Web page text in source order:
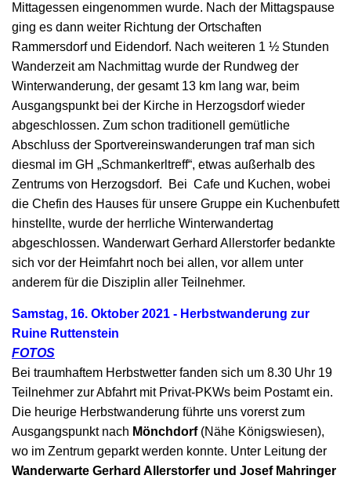
Mittagessen eingenommen wurde. Nach der Mittagspause
ging es dann weiter Richtung der Ortschaften
Rammersdorf und Eidendorf. Nach weiteren 1 ½ Stunden
Wanderzeit am Nachmittag wurde der Rundweg der
Winterwanderung, der gesamt 13 km lang war, beim
Ausgangspunkt bei der Kirche in Herzogsdorf wieder
abgeschlossen. Zum schon traditionell gemütliche
Abschluss der Sportvereinswanderungen traf man sich
diesmal im GH „Schmankerltreff“, etwas außerhalb des
Zentrums von Herzogsdorf. Bei Cafe und Kuchen, wobei
die Chefin des Hauses für unsere Gruppe ein Kuchenbufett
hinstellte, wurde der herrliche Winterwandertag
abgeschlossen. Wanderwart Gerhard Allerstorfer bedankte
sich vor der Heimfahrt noch bei allen, vor allem unter
anderem für die Disziplin aller Teilnehmer.
Samstag, 16. Oktober 2021 - Herbstwanderung zur
Ruine Ruttenstein
FOTOS
Bei traumhaftem Herbstwetter fanden sich um 8.30 Uhr 19
Teilnehmer zur Abfahrt mit Privat-PKWs beim Postamt ein.
Die heurige Herbstwanderung führte uns vorerst zum
Ausgangspunkt nach Mönchdorf(Nähe Königswiesen),
wo im Zentrum geparkt werden konnte. Unter Leitung der
Wanderwarte Gerhard Allerstorfer und Josef Mahringer